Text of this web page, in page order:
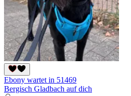
Ebony wartet in 51469
Bergisch Gladbach auf dich